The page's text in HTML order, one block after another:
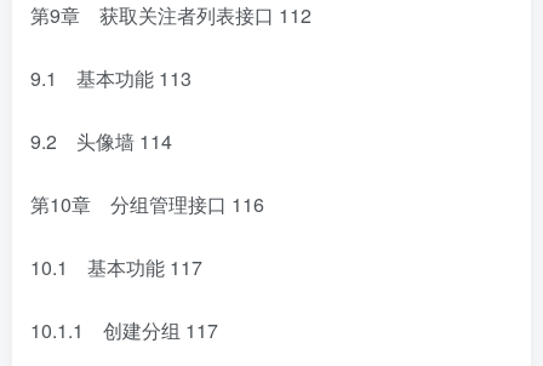
第9章 获取关注者列表接口 112
9.1 基本功能 113
9.2 头像墙 114
第10章 分组管理接口 116
10.1 基本功能 117
10.1.1 创建分组 117